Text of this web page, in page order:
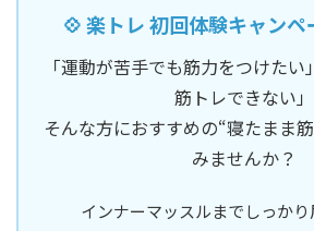
💠 楽トレ 初回体験キャンペ
「運動が苦手でも筋力をつけた
筋トレできない」
そんな方におすすめの“寝たまま
みませんか？
インナーマッスルまでしっかり